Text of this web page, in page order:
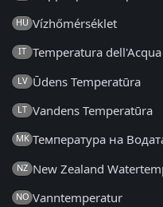
HU Vízhőmérséklet
IT Temperatura dell'Acqua
LV Ūdens Temperatūra
LT Vandens Temperatūra
MK Температура на
NZ New Zealand
NO Vanntemperatur